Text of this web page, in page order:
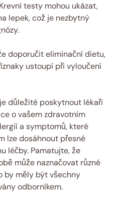
Krevní testy mohou ukázat,
lepek, což je nezbytný
doporučit eliminační dietu,
ustoupí při vyloučení
důležité poskytnout lékaři
o vašem zdravotním
a symptomů, které
lze dosáhnout přesné
léčby. Pamatujte, že
může naznačovat různé
by měly být všechny
odborníkem.